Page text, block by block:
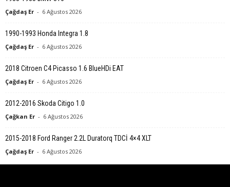
Çağdaş Er - 6 Ağustos 2026
1990-1993 Honda Integra 1.8
Çağdaş Er - 6 Ağustos 2026
2018 Citroen C4 Picasso 1.6 BlueHDi EAT
Çağdaş Er - 6 Ağustos 2026
2012-2016 Skoda Citigo 1.0
Çağkan Er - 6 Ağustos 2026
2015-2018 Ford Ranger 2.2L Duratorq TDCİ 4×4 XLT
Çağdaş Er - 6 Ağustos 2026